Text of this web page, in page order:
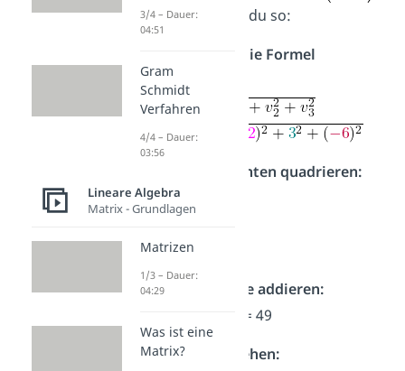
Hier rechnest du so:
Werte in die Formel
einsetzen:
Komponenten quadrieren:
-2² =
-6² =
Ergebnisse addieren:
= 49
Wurzel ziehen:
3/4 – Dauer:
04:51
Gram
Schmidt
Verfahren
4/4 – Dauer:
03:56
Lineare Algebra
Matrix - Grundlagen
Matrizen
1/3 – Dauer:
04:29
Was ist eine
Matrix?